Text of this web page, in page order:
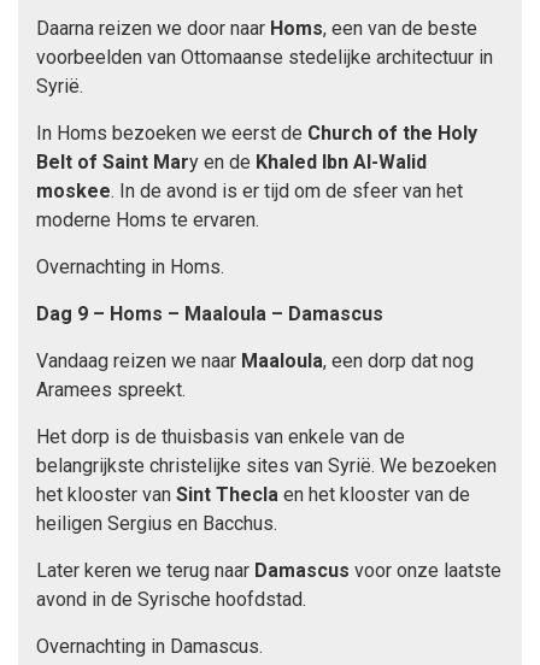
Daarna reizen we door naar Homs, een van de beste
voorbeelden van Ottomaanse stedelijke architectuur in
Syrië.
In Homs bezoeken we eerst de Church of the Holy
Belt of Saint Mary en de Khaled Ibn Al-Walid
moskee. In de avond is er tijd om de sfeer van het
moderne Homs te ervaren.
Overnachting in Homs.
Dag 9 – Homs – Maaloula – Damascus
Vandaag reizen we naar Maaloula, een dorp dat nog
Aramees spreekt.
Het dorp is de thuisbasis van enkele van de
belangrijkste christelijke sites van Syrië. We bezoeken
het klooster van Sint Thecla en het klooster van de
heiligen Sergius en Bacchus.
Later keren we terug naar Damascus voor onze laatste
avond in de Syrische hoofdstad.
Overnachting in Damascus.